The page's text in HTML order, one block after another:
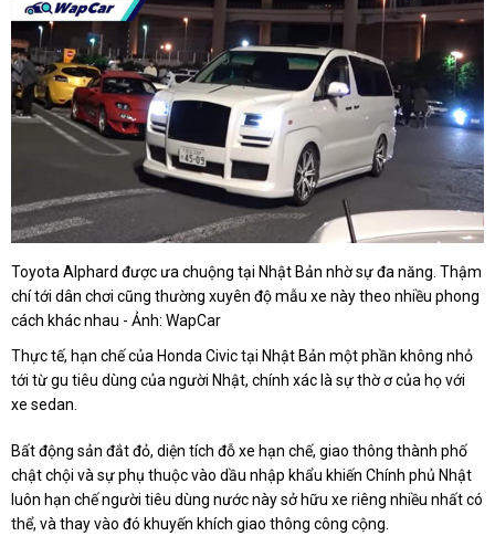
Toyota Alphard được ưa chuộng tại Nhật Bản nhờ sự đa năng. Thậm
chí tới dân chơi cũng thường xuyên độ mẫu xe này theo nhiều phong
cách khác nhau - Ảnh: WapCar
Thực tế, hạn chế của Honda Civic tại Nhật Bản một phần không nhỏ
tới từ gu tiêu dùng của người Nhật, chính xác là sự thờ ơ của họ với
xe sedan.
Bất động sản đắt đỏ, diện tích đỗ xe hạn chế, giao thông thành phố
chật chội và sự phụ thuộc vào dầu nhập khẩu khiến Chính phủ Nhật
luôn hạn chế người tiêu dùng nước này sở hữu xe riêng nhiều nhất có
thể, và thay vào đó khuyến khích giao thông công cộng.